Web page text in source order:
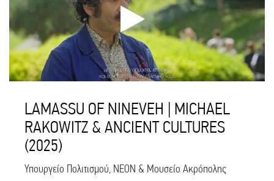
LAMASSU OF NINEVEH | MICHAEL
RAKOWITZ & ANCIENT CULTURES
(2025)
Υπουργείο Πολιτισμού, NEON & Μουσείο Ακρόπολης